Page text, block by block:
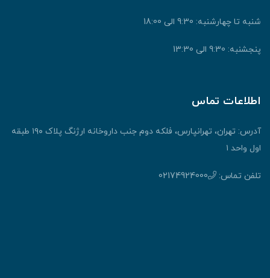
شنبه تا چهارشنبه: 9:30 الی 18:00
پنجشنبه: 9:30 الی 13:30
اطلاعات تماس
آدرس: تهران، تهرانپارس، فلکه دوم جنب داروخانه ارژنگ پلاک ۱۹۰ طبقه
اول واحد ۱
تلفن تماس: 02174924000